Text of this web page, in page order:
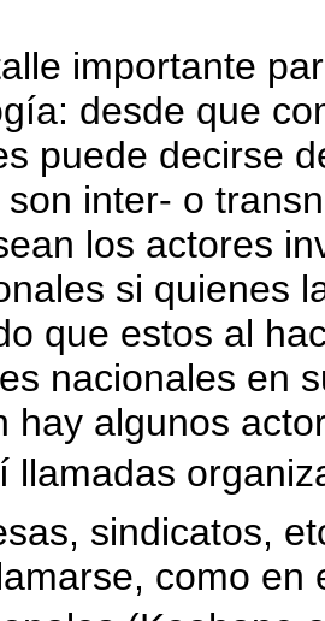
importante
desde que
puede decirse
inter- o
los actores
si quienes
que estos al
nacionales en
hay algunos
llamadas
sindicatos,
como en